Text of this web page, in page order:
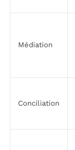
Médiation
Conciliation